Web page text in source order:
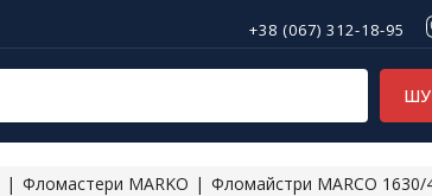
+38 (067) 312-18-95
Фломастери MARKO Фломайстри MARCO 1630/